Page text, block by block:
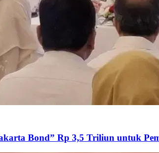
Bond” Rp 3,5 Triliun untuk